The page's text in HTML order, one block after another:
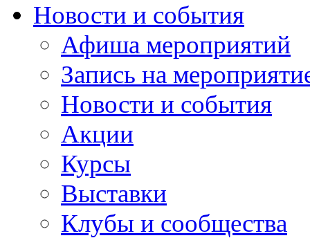
Новости и события
Афиша мероприятий
Запись на
Новости и события
Акции
Курсы
Выставки
Клубы и сообщества